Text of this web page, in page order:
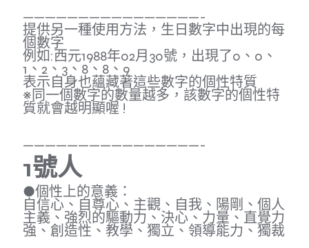
————————————————-
提供另一種使用方法，生日數字中出現的每
個數字
例如:西元1988年02月30號，出現了0、0、
1、2、3、8、8、9
表示自身也蘊藏著這些數字的個性特質
※同一個數字的數量越多，該數字的個性特
質就會越明顯喔 !
————————————————-
1號人
●個性上的意義：
自信心、自尊心、主觀、自我、陽剛、個人
主義、強烈的驅動力、決心、力量、直覺力
強、創造性、教學、獨立、領導能力、獨裁